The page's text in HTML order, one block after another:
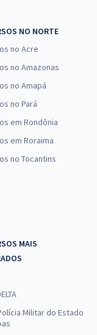
NO NORTE
no Acre
no Amazonas
no Amapá
no Pará
em Rondônia
em Roraima
no Tocantins
MAIS
Militar do Estado